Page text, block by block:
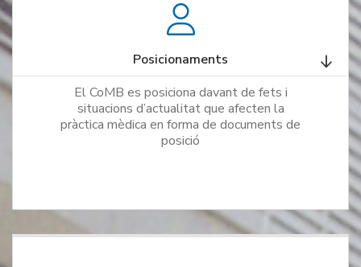
Posicionaments
El CoMB es posiciona davant de fets i
situacions d’actualitat que afecten la
pràctica mèdica en forma de documents de
posició